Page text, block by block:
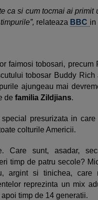
ca si cum tocmai ai primit
relateaza BBC in
faimosi tobosari, precum
tobosar Buddy Rich
ajungeau mai
de familia Zildjians.
presurizata in
colturile Americii.
Care sunt, asadar,
timp de patru secole?
argint si tinichea, care
reprezinta un mix
timp de 14 generatii.